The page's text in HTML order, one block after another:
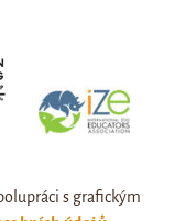
s grafickým